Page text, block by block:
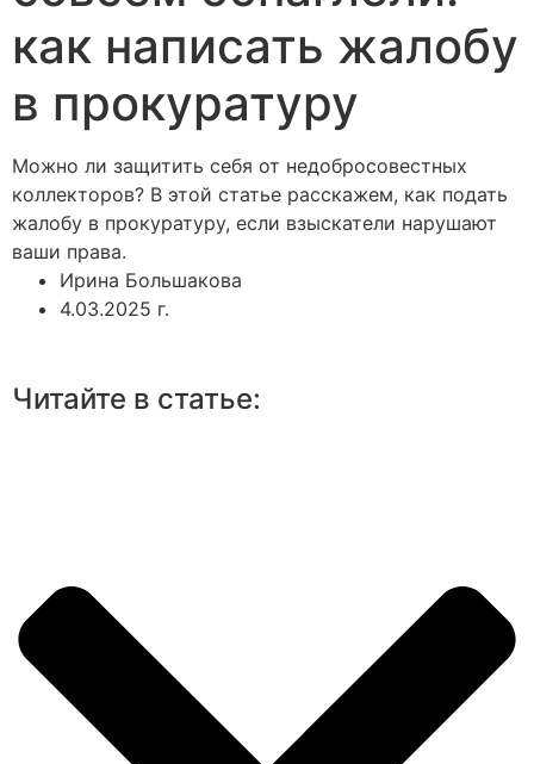
как написать жалобу
в прокуратуру
Можно ли защитить себя от недобросовестных
коллекторов? В этой статье расскажем, как подать
жалобу в прокуратуру, если взыскатели нарушают
ваши права.
Ирина Большакова
4.03.2025 г.
Читайте в статье: